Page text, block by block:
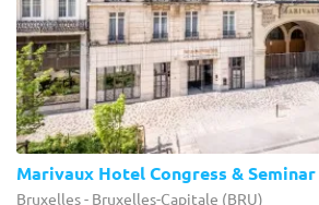
Marivaux Hotel Congress &
Bruxelles - Bruxelles-Capitale (BRU)